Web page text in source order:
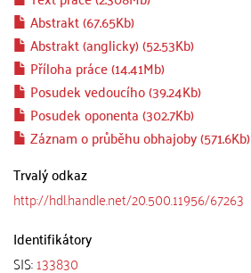
Abstrakt (67.65Kb)
Abstrakt (anglicky) (52.53Kb)
Příloha práce (14.41Mb)
Posudek vedoucího (39.24Kb)
Posudek oponenta (302.7Kb)
Záznam o průběhu obhajoby (571.6Kb)
Trvalý odkaz
http://hdl.handle.net/20.500.11956/67263
Identifikátory
SIS:133830